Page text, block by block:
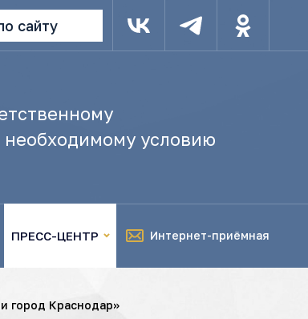
сайту
условию
ПРЕСС-ЦЕНТР Интернет-приёмная
город Краснодар»